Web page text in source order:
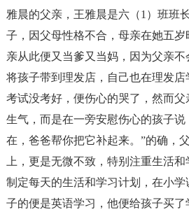
雅晨的父亲，王雅晨是六（1）班班
子，因父母性格不合，母亲在她五
亲从此便又当爹又当妈，因为父亲
将孩子带到理发店，自己也在理发
考试没考好，便伤心的哭了，然而
生气，而是在一旁安慰伤心的孩子说
在，爸爸帮你把它补起来。”的确，
上，更是无微不致，特别注重生活
制定每天的生活和学习计划，在小
子的便是英语学习，他便给孩子买